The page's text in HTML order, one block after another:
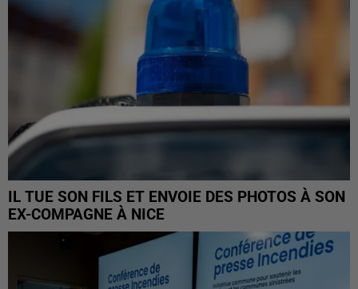
IL TUE SON FILS ET ENVOIE DES PHOTOS À SON
EX-COMPAGNE À NICE